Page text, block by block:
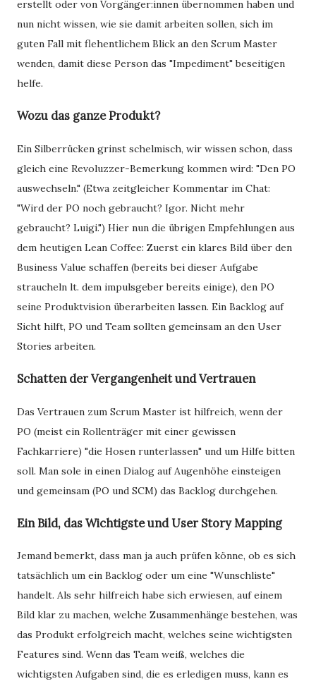
erstellt oder von Vorgänger:innen übernommen haben und
nun nicht wissen, wie sie damit arbeiten sollen, sich im
guten Fall mit flehentlichem Blick an den Scrum Master
wenden, damit diese Person das "Impediment" beseitigen
helfe.
Wozu das ganze Produkt?
Ein Silberrücken grinst schelmisch, wir wissen schon, dass
gleich eine Revoluzzer-Bemerkung kommen wird: "Den PO
auswechseln." (Etwa zeitgleicher Kommentar im Chat:
"Wird der PO noch gebraucht? Igor. Nicht mehr
gebraucht? Luigi.") Hier nun die übrigen Empfehlungen aus
dem heutigen Lean Coffee: Zuerst ein klares Bild über den
Business Value schaffen (bereits bei dieser Aufgabe
straucheln lt. dem impulsgeber bereits einige), den PO
seine Produktvision überarbeiten lassen. Ein Backlog auf
Sicht hilft, PO und Team sollten gemeinsam an den User
Stories arbeiten.
Schatten der Vergangenheit und Vertrauen
Das Vertrauen zum Scrum Master ist hilfreich, wenn der
PO (meist ein Rollenträger mit einer gewissen
Fachkarriere) "die Hosen runterlassen" und um Hilfe bitten
soll. Man sole in einen Dialog auf Augenhöhe einsteigen
und gemeinsam (PO und SCM) das Backlog durchgehen.
Ein Bild, das Wichtigste und User Story Mapping
Jemand bemerkt, dass man ja auch prüfen könne, ob es sich
tatsächlich um ein Backlog oder um eine "Wunschliste"
handelt. Als sehr hilfreich habe sich erwiesen, auf einem
Bild klar zu machen, welche Zusammenhänge bestehen, was
das Produkt erfolgreich macht, welches seine wichtigsten
Features sind. Wenn das Team weiß, welches die
wichtigsten Aufgaben sind, die es erledigen muss, kann es